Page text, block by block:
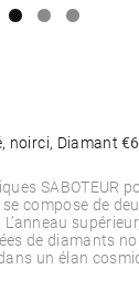
SABOTEUR
compose de
de diamants
un élan
noirci, Diamant